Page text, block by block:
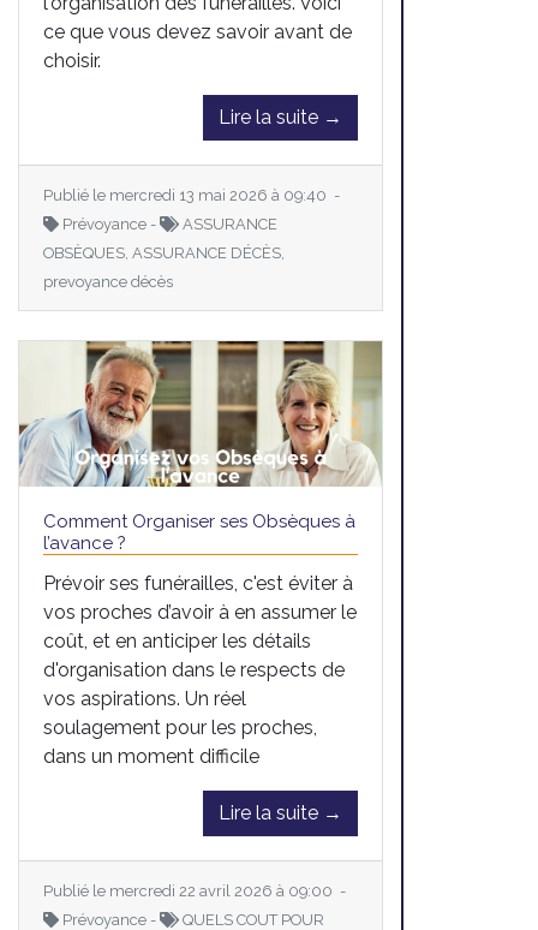
ce que vous devez savoir avant de
choisir.
Lire la suite →
Publié le mercredi 13 mai 2026 à 09:40 -
Prévoyance -
ASSURANCE
OBSÈQUES, ASSURANCE DÉCÈS,
prevoyance décès
Comment Organiser ses Obsèques à
l’avance ?
Prévoir ses funérailles, c'est éviter à
vos proches d’avoir à en assumer le
coût, et en anticiper les détails
d'organisation dans le respects de
vos aspirations. Un réel
soulagement pour les proches,
dans un moment difficile
Lire la suite →
Publié le mercredi 22 avril 2026 à 09:00 -
Prévoyance -
QUELS COUT POUR